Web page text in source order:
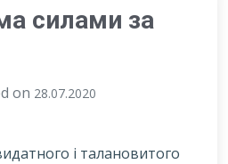
силами за
on 28.07.2020
і талановитого